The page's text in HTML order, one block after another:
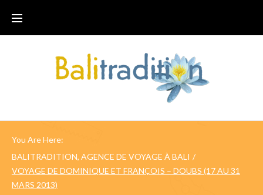
You Are Here:
BALITRADITION, AGENCE DE VOYAGE À BALI /
VOYAGE DE DOMINIQUE ET FRANÇOIS – DOUBS (17 AU 31
MARS 2013)